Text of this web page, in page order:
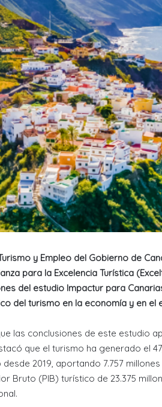
y Empleo del Gobierno de
para la Excelencia Turística
del estudio Impactur para
del turismo en la economía y en el
las conclusiones de este estudio
que el turismo ha generado el
2019, aportando 7.757
Bruto (PIB) turístico de 23.375